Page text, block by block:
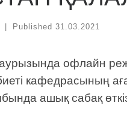
Published 31.03.2021
офлайн
кафедрасының
ашық сабақ